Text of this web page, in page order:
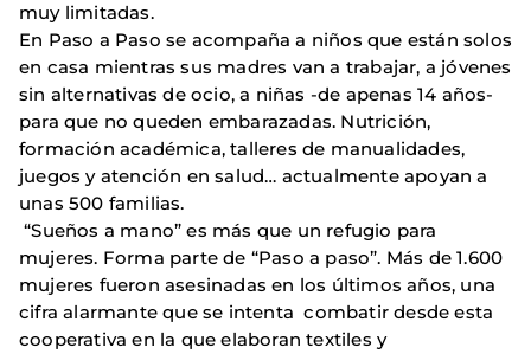
muy limitadas.
En Paso a Paso se acompaña a niños que están solos
en casa mientras sus madres van a trabajar, a jóvenes
sin alternativas de ocio, a niñas -de apenas 14 años-
para que no queden embarazadas. Nutrición,
formación académica, talleres de manualidades,
juegos y atención en salud… actualmente apoyan a
unas 500 familias.
“Sueños a mano” es más que un refugio para
mujeres. Forma parte de “Paso a paso”. Más de 1.600
mujeres fueron asesinadas en los últimos años, una
cifra alarmante que se intenta combatir desde esta
cooperativa en la que elaboran textiles y